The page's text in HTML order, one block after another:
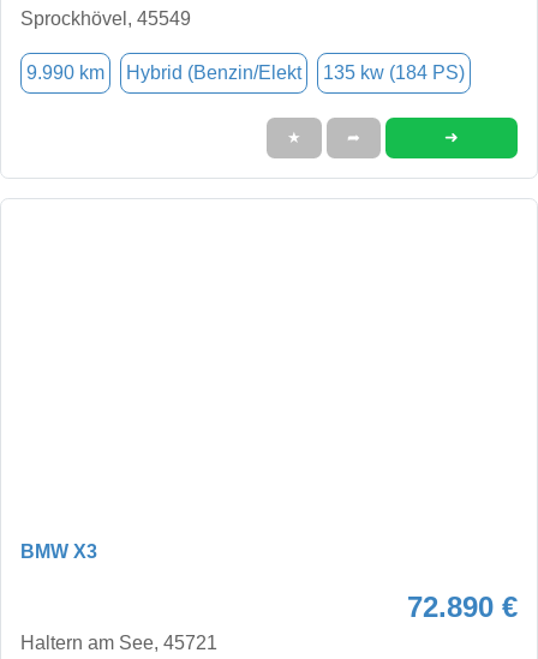
Sprockhövel, 45549
9.990 km Hybrid (Benzin/Elekt 135 kw (184 PS)
★ ➦ ➜
BMW X3
72.890 €
Haltern am See, 45721